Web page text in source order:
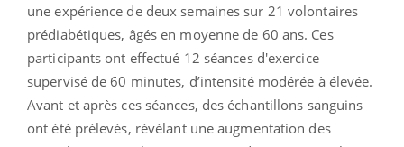
une expérience de deux semaines sur 21 volontaires
prédiabétiques, âgés en moyenne de 60 ans. Ces
participants ont effectué 12 séances d'exercice
supervisé de 60 minutes, d’intensité modérée à élevée.
Avant et après ces séances, des échantillons sanguins
ont été prélevés, révélant une augmentation des